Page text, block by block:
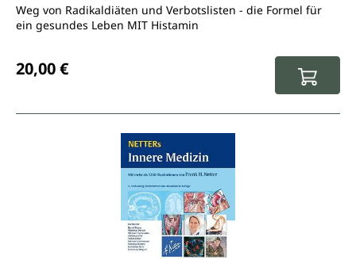
Weg von Radikaldiäten und Verbotslisten - die Formel für
ein gesundes Leben MIT Histamin
20,00 €